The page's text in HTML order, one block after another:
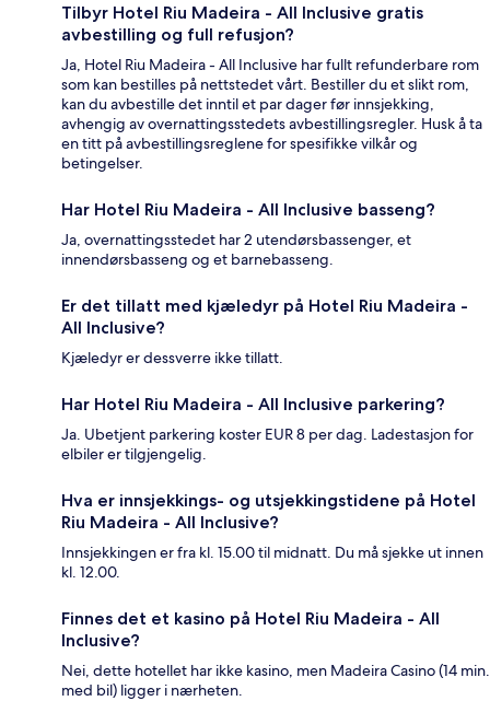
Tilbyr Hotel Riu Madeira - All Inclusive gratis
avbestilling og full refusjon?
Ja, Hotel Riu Madeira - All Inclusive har fullt refunderbare rom
som kan bestilles på nettstedet vårt. Bestiller du et slikt rom,
kan du avbestille det inntil et par dager før innsjekking,
avhengig av overnattingsstedets avbestillingsregler. Husk å ta
en titt på avbestillingsreglene for spesifikke vilkår og
betingelser.
Har Hotel Riu Madeira - All Inclusive basseng?
Ja, overnattingsstedet har 2 utendørsbassenger, et
innendørsbasseng og et barnebasseng.
Er det tillatt med kjæledyr på Hotel Riu Madeira -
All Inclusive?
Kjæledyr er dessverre ikke tillatt.
Har Hotel Riu Madeira - All Inclusive parkering?
Ja. Ubetjent parkering koster EUR 8 per dag. Ladestasjon for
elbiler er tilgjengelig.
Hva er innsjekkings- og utsjekkingstidene på Hotel
Riu Madeira - All Inclusive?
Innsjekkingen er fra kl. 15.00 til midnatt. Du må sjekke ut innen
kl. 12.00.
Finnes det et kasino på Hotel Riu Madeira - All
Inclusive?
Nei, dette hotellet har ikke kasino, men Madeira Casino (14 min.
med bil) ligger i nærheten.